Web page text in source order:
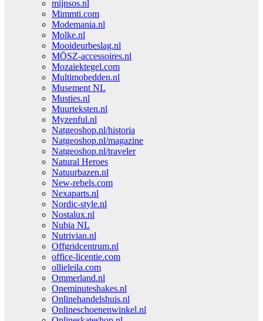
mijnsos.nl
Mimmti.com
Modemania.nl
Molke.nl
Mooideurbeslag.nl
MŌSZ-accessoires.nl
Mozaiektegel.com
Multimobedden.nl
Musement NL
Musties.nl
Muurteksten.nl
Myzenful.nl
Natgeoshop.nl/historia
Natgeoshop.nl/magazine
Natgeoshop.nl/traveler
Natural Heroes
Natuurbazen.nl
New-rebels.com
Nexaparts.nl
Nordic-style.nl
Nostalux.nl
Nubia NL
Nutrivian.nl
Offgridcentrum.nl
office-licentie.com
ollieleila.com
Ommerland.nl
Oneminuteshakes.nl
Onlinehandelshuis.nl
Onlineschoenenwinkel.nl